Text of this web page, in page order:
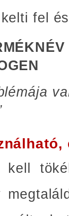
fel
kell